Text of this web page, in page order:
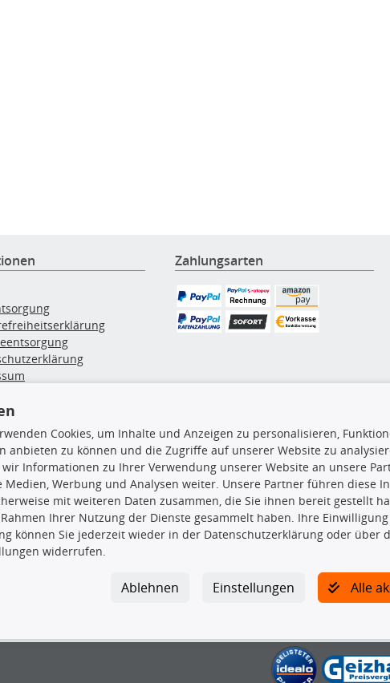
des Vertrags
& Versand
Zahlungsarten
TecDoc Inside
Die hier angezeigten Daten insbesondere die
Es ist zu unterlassen, die Daten oder die
TecDoc zu vervielfältigen, zu verbreiten und/
Bitte prüfen Sie, ob das über unseren
gesuchten Ersatzteil entspricht.
Cookies, um Inhalte und Anzeigen zu personalisieren,
anbieten zu können und die Zugriffe auf unserer Website zu
wir Informationen zu Ihrer Verwendung unserer Website an unsere
Medien, Werbung und Analysen weiter. Unsere Partner führen diese
mit weiteren Daten zusammen, die Sie ihnen bereit gestellt
Ihrer Nutzung der Dienste gesammelt haben. Ihre Einwilligung
können Sie jederzeit wieder in der Datenschutzerklärung oder über
widerrufen.
Alle
Einstellungen
Ablehnen